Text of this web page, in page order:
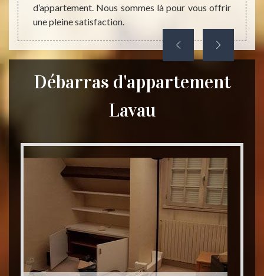
d’appartement. Nous sommes là pour vous offrir
une pleine satisfaction.
Débarras d'appartement
Lavau